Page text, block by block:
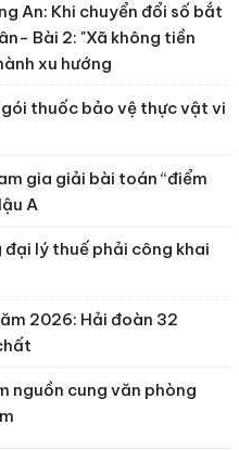
An: Khi chuyển đổi số bắt
Bài 2: "Xã không tiền
xu hướng
thuốc bảo vệ thực vật vi
gia giải bài toán “điểm
A
lý thuế phải công khai
2026: Hải đoàn 32
nguồn cung văn phòng